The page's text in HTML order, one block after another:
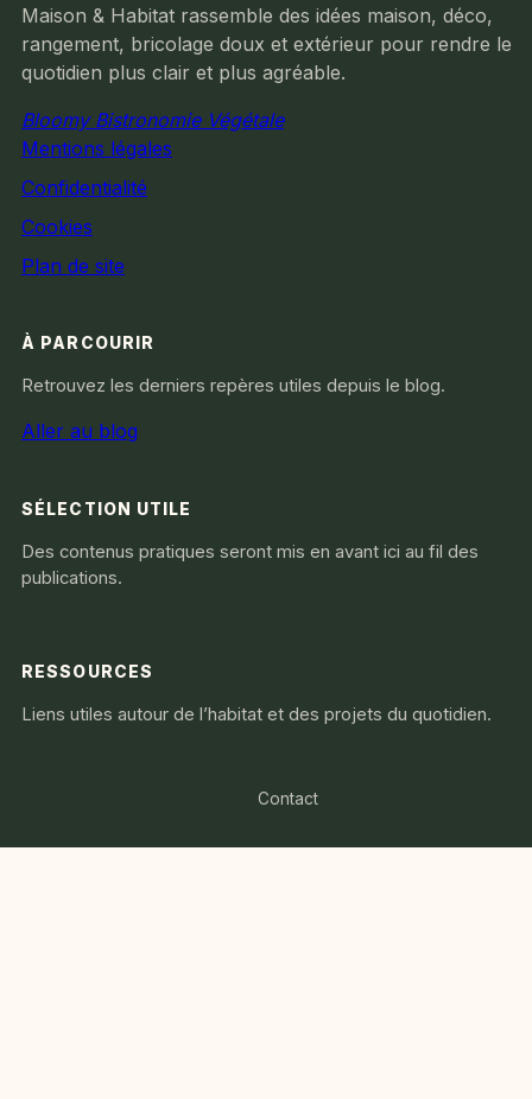
Maison & Habitat rassemble des idées maison, déco,
rangement, bricolage doux et extérieur pour rendre le
quotidien plus clair et plus agréable.
Bloomy Bistronomie Végétale
Mentions légales
Confidentialité
Cookies
Plan de site
À PARCOURIR
Retrouvez les derniers repères utiles depuis le blog.
Aller au blog
SÉLECTION UTILE
Des contenus pratiques seront mis en avant ici au fil des
publications.
RESSOURCES
Liens utiles autour de l’habitat et des projets du quotidien.
Contact